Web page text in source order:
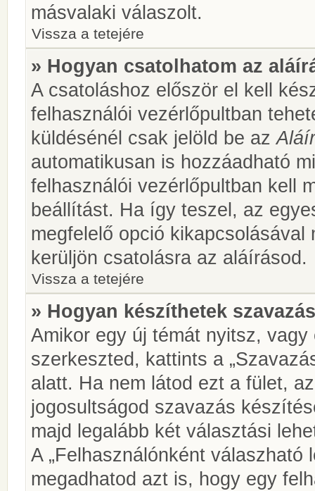
másvalaki válaszolt.
Vissza a tetejére
» Hogyan csatolhatom az
A csatoláshoz először el kell
felhasználói vezérlőpultban
küldésénél csak jelöld be az
automatikusan is hozzáadható
felhasználói vezérlőpultban kell
beállítást. Ha így teszel, az
megfelelő opció
kerüljön csatolásra az aláírásod.
Vissza a tetejére
» Hogyan készíthetek
Amikor egy új témát nyitsz,
szerkeszted, kattints a
alatt. Ha nem látod ezt a fület,
jogosultságod szavazás
majd legalább két választási
A „Felhasználónként válaszható
megadhatod azt is, hogy egy